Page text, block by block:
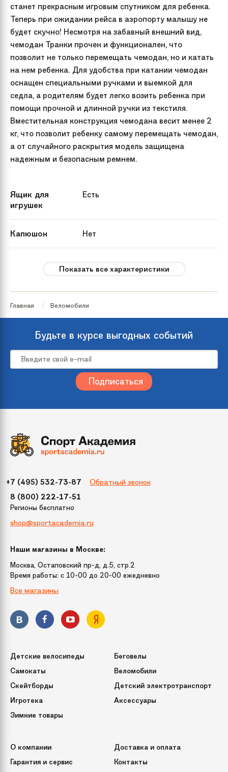
станет прекрасным игровым спутником для ребенка.
Теперь при ожидании рейса в аэропорту малышу не
будет скучно! Несмотря на забавный внешний вид,
чемодан Транки прочен и функционален, что
позволит не только перемещать чемодан, но и катать
на нем ребенка. Для удобства при катании чемодан
оснащен специальными ручками и выемкой для
седла, а родителям будет легко возить ребенка при
помощи прочной и длинной ручки из текстиля.
Вместительная конструкция чемодана весит менее 2
кг, что позволит ребенку самому перемещать чемодан,
а от случайного раскрытия модель защищена
надежным и безопасным ремнем.
Ящик для
игрушек
Есть
Капюшон Нет
Ручка управленияЕсть
Модель Пират
Вес 1.7 кг
Материал колес Пластик
Артикул
производителя
0312-GB01
Подножка
Максимальная
нагрузка
до 50 кг
возраст
Показать все характеристики
Главная Веломобили
Будьте в курсе выгодных событий
+7 (495) 532-73-87 Обратный звонок
8 (800) 222-17-51
Регионы бесплатно
shop@sportacademia.ru
Наши магазины в Москве:
Москва, Остаповский пр-д, д.5, стр.2
Время работы: c 10-00 до 20-00 ежедневно
Все магазины
Детские велосипеды
Беговелы
Самокаты
Веломобили
Скейтборды
Детский электротранспорт
Игротека
Аксессуары
Зимние товары
О компании
Доставка и оплата
Гарантия и сервис
Контакты